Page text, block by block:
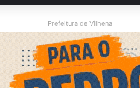
Prefeitura de Vilhena